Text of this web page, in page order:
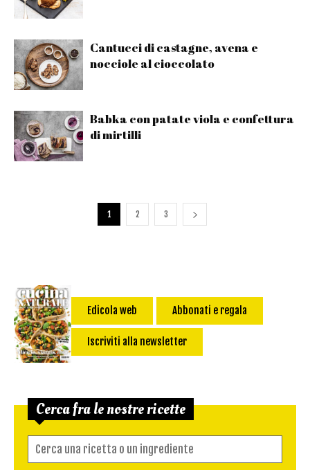
Cantucci di castagne, avena e
nocciole al cioccolato
Babka con patate viola e confettura
di mirtilli
1 2 3
Edicola web Abbonati e regala
Iscriviti alla newsletter
Cerca fra le nostre ricette